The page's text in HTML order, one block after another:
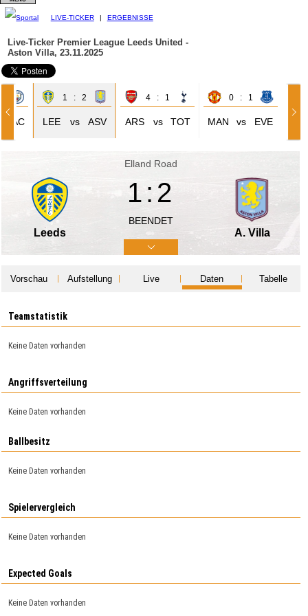
LIVE-TICKER | ERGEBNISSE
Live-Ticker Premier League Leeds United -
Aston Villa, 23.11.2025
MAC
1 : 2
LEE vs ASV
4 : 1
ARS vs TOT
0 : 1
MAN vs EVE
Elland Road
Leeds
1:2
BEENDET
A. Villa
Vorschau Aufstellung Live Daten Tabelle
Teamstatistik
Keine Daten vorhanden
Angriffsverteilung
Keine Daten vorhanden
Ballbesitz
Keine Daten vorhanden
Spielervergleich
Keine Daten vorhanden
Expected Goals
Keine Daten vorhanden